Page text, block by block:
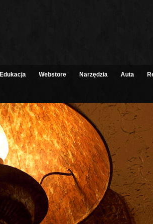
Edukacja Webstore Narzędzia Auta